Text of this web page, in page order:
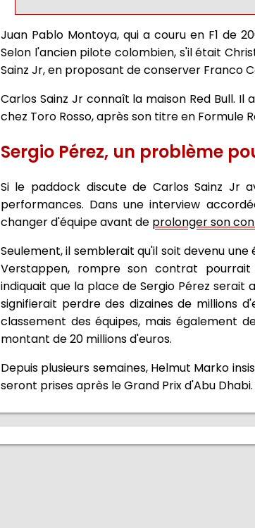
Juan Pablo Montoya, qui a couru en F1 de
Selon l'ancien pilote colombien, s'il était
Sainz Jr, en proposant de conserver Franco
Carlos Sainz Jr connaît la maison Red Bull. Il
chez Toro Rosso, après son titre en Formule
Sergio Pérez, un problème
Si le paddock discute de Carlos Sainz Jr
performances. Dans une interview
changer d'équipe avant de prolonger son
Seulement, il semblerait qu'il soit devenu
Verstappen, rompre son contrat pourrait
indiquait que la place de Sergio Pérez serait
signifierait perdre des dizaines de millions
classement des équipes, mais également
montant de 20 millions d'euros.
Depuis plusieurs semaines, Helmut Marko
seront prises après le Grand Prix d'Abu